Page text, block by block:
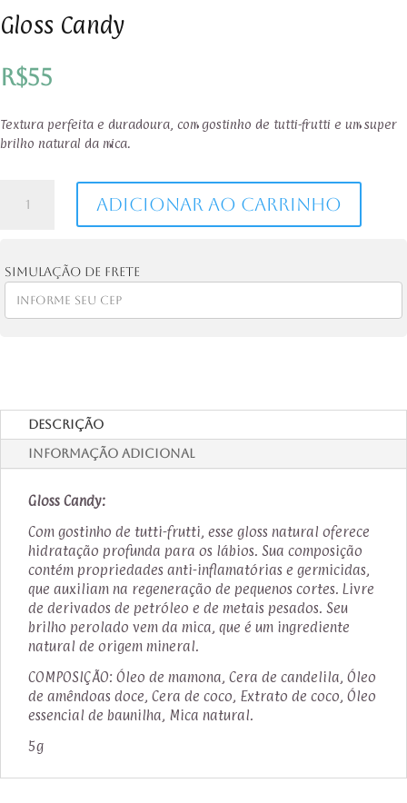
Gloss Candy
R$55
Textura perfeita e duradoura, com gostinho de tutti-frutti e um super
brilho natural da mica.
Candy
quantidade
Adicionar ao carrinho
Simulação de frete
Descrição
Informação adicional
Gloss Candy:
Com gostinho de tutti-frutti, esse gloss natural oferece
hidratação profunda para os lábios. Sua composição
contém propriedades anti-inflamatórias e germicidas,
que auxiliam na regeneração de pequenos cortes. Livre
de derivados de petróleo e de metais pesados. Seu
brilho perolado vem da mica, que é um ingrediente
natural de origem mineral.
COMPOSIÇÃO: Óleo de mamona, Cera de candelila, Óleo
de amêndoas doce, Cera de coco, Extrato de coco, Óleo
essencial de baunilha, Mica natural.
5g